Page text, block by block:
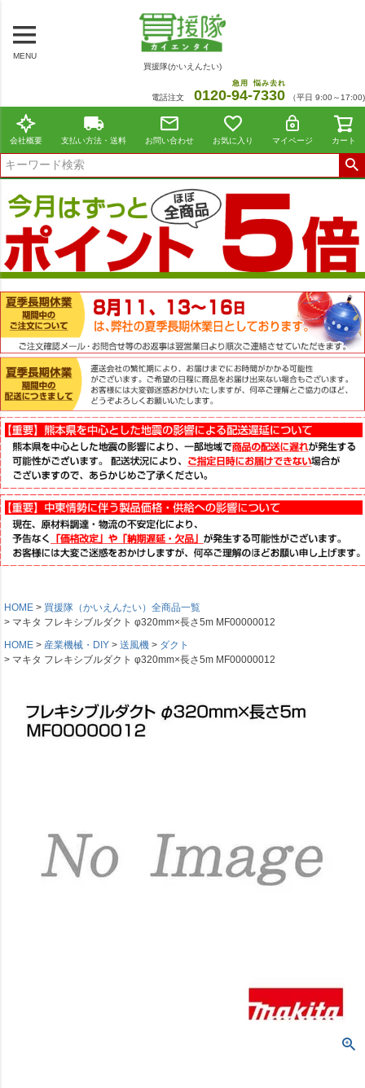
MENU
買援隊(かいえんたい)
電話注文 0120-94
急用
-7330
悩み去れ
（平日 9:00～17:00)
会社概要 支払い方法・送料 お問い合わせ お気に入り マイページ カート
HOME
買援隊（かいえんたい）全商品一覧
マキタ フレキシブルダクト φ320mm×長さ5m MF00000012
HOME
産業機械・DIY 送風機
ダクト
マキタ フレキシブルダクト φ320mm×長さ5m MF00000012